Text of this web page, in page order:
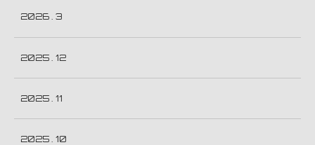
2026 . 3
2025 . 12
2025 . 11
2025 . 10